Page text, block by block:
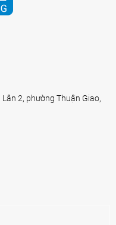
2, phường Thuận Giao,